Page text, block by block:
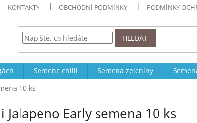
KONTAKTY OBCHODNÍ PODMÍNKY PODMÍNKY
HLEDAT
Semena chilli Semena zeleniny
10 ks
Jalapeno Early semena 10 ks